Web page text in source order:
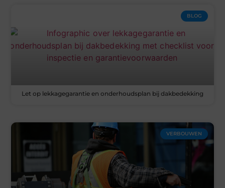
BLOG
Let op lekkagegarantie en onderhoudsplan bij dakbedekking
VERBOUWEN